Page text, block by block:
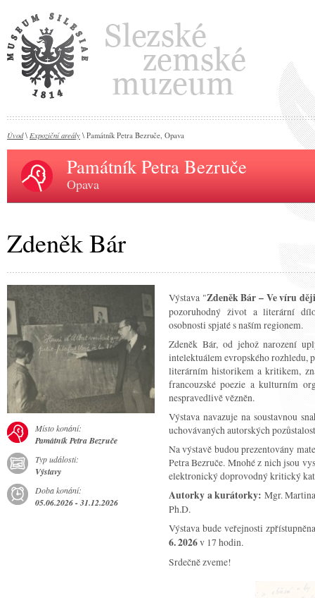
Úvod\ Expoziční areály \ Památník Petra Bezruče, Opava
Památník Petra Bezruče
Opava
Zdeněk Bár
Místo konání:
Památník Petra Bezruče
Typ události:
Výstavy
Doba konání:
05.06.2026 - 31.12.2026
Výstava "Zdeněk Bár – Ve víru
pozoruhodný život a literární
osobnosti spjaté s naším regionem.
Zdeněk Bár, od jehož narození
intelektuálem evropského rozhledu,
literárním historikem a kritikem,
francouzské poezie a kulturním
nespravedlivě vězněn.
Výstava navazuje na soustavnou
uchovávaných autorských
Na výstavě budou prezentovány
Petra Bezruče. Mnohé z nich jsou
elektronický doprovodný kritický
Autorky a kurátorky: Mgr.
Ph.D.
Výstava bude veřejnosti
6. 2026v 17 hodin.
Srdečně zveme!